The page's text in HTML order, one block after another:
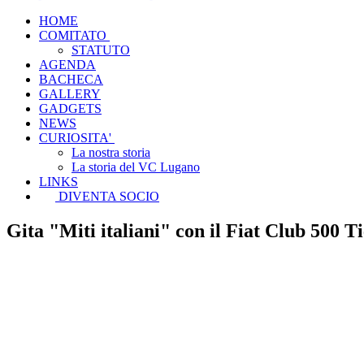
HOME
COMITATO
STATUTO
AGENDA
BACHECA
GALLERY
GADGETS
NEWS
CURIOSITA'
La nostra storia
La storia del VC Lugano
LINKS
DIVENTA SOCIO
Gita "Miti italiani" con il Fiat Club 500